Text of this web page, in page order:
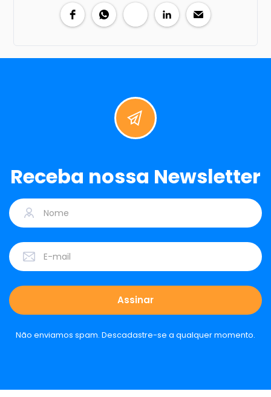
Receba nossa Newsletter
Não enviamos spam. Descadastre-se a qualquer momento.